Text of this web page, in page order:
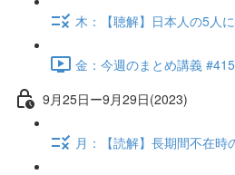
木：【聴解】日本人の5人
金：今週のまとめ講義
9月25日ー9月29日(2023)
月：【読解】長期間不在